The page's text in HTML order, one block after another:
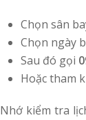
Chọn sân
Chọn ngày
Sau đó gọi
Hoặc tham
Nhớ kiểm tra